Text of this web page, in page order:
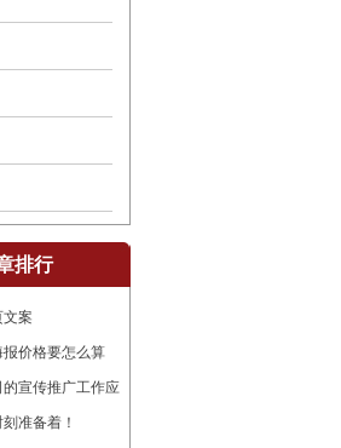
排行
案
价格要怎么算
宣传推广工作应
准备着！